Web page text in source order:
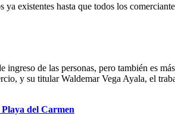
existentes hasta que todos los
de las personas, pero también es
y su titular Waldemar Vega Ayala, el
del Carmen